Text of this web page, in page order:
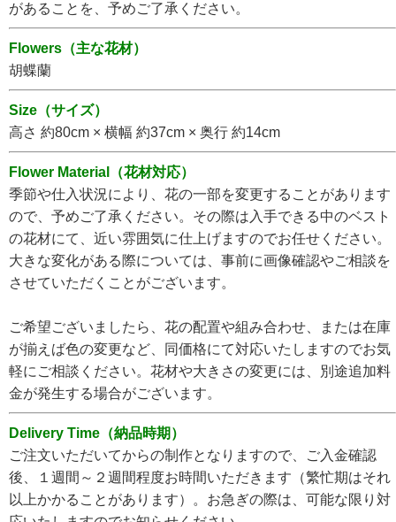
があることを、予めご了承ください。
Flowers（主な花材）
胡蝶蘭
Size（サイズ）
高さ 約80cm × 横幅 約37cm × 奥行 約14cm
Flower Material（花材対応）
季節や仕入状況により、花の一部を変更することがあります
ので、予めご了承ください。その際は入手できる中のベスト
の花材にて、近い雰囲気に仕上げますのでお任せください。
大きな変化がある際については、事前に画像確認やご相談を
させていただくことがございます。
ご希望ございましたら、花の配置や組み合わせ、または在庫
が揃えば色の変更など、同価格にて対応いたしますのでお気
軽にご相談ください。花材や大きさの変更には、別途追加料
金が発生する場合がございます。
Delivery Time（納品時期）
ご注文いただいてからの制作となりますので、ご入金確認
後、１週間～２週間程度お時間いただきます（繁忙期はそれ
以上かかることがあります）。お急ぎの際は、可能な限り対